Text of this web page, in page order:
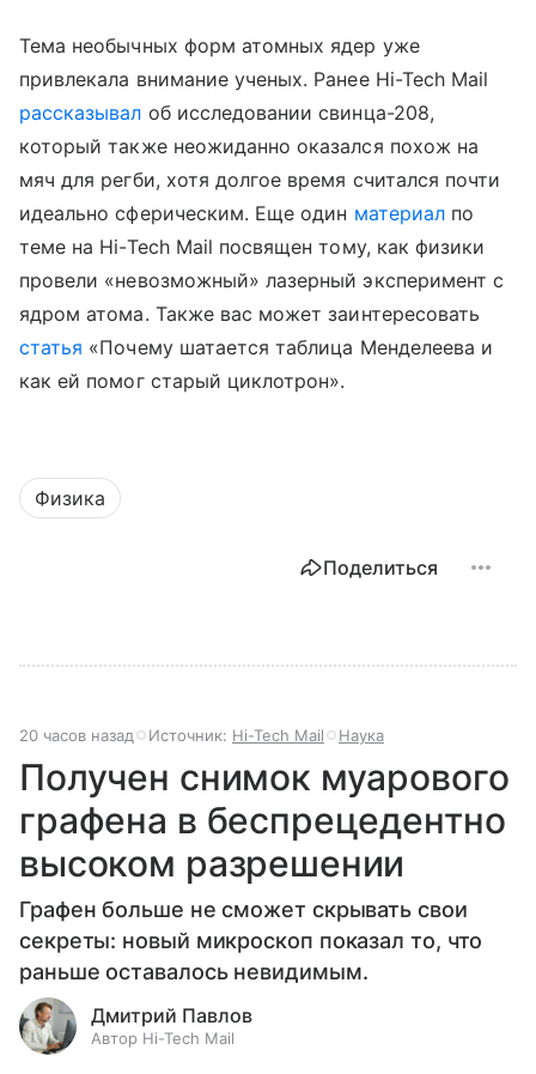
Тема необычных форм атомных ядер уже
привлекала внимание ученых. Ранее Hi-Tech Mail
рассказывал об исследовании свинца-208,
который также неожиданно оказался похож на
мяч для регби, хотя долгое время считался почти
идеально сферическим. Еще один материалпо
теме на Hi-Tech Mail посвящен тому, как физики
провели «невозможный» лазерный эксперимент с
ядром атома. Также вас может заинтересовать
статья «Почему шатается таблица Менделеева и
как ей помог старый циклотрон».
Физика
Поделиться
20 часов назад Источник: Hi-Tech Mail Наука
Получен снимок муарового
графена в беспрецедентно
высоком разрешении
Графен больше не сможет скрывать свои
секреты: новый микроскоп показал то, что
раньше оставалось невидимым.
Дмитрий Павлов
Автор Hi-Tech Mail